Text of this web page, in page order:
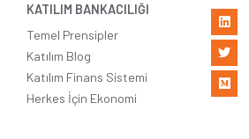
KATILIM BANKACILIĞI
Temel Prensipler
Katılım Blog
Katılım Finans Sistemi
Herkes İçin Ekonomi